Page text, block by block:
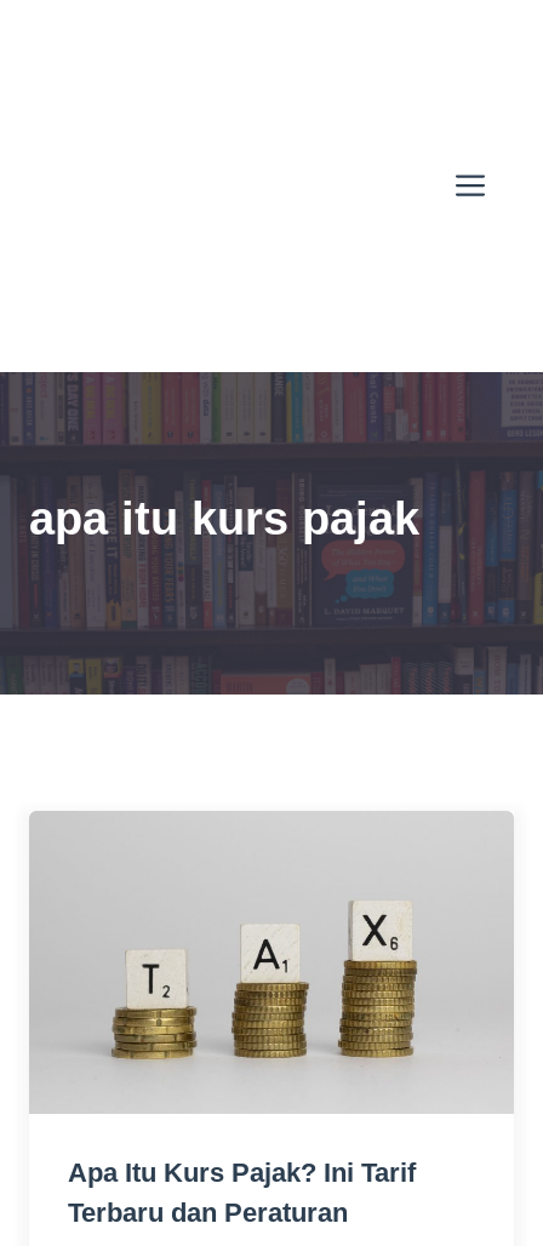
apa itu kurs pajak
Apa Itu Kurs Pajak? Ini Tarif
Terbaru dan Peraturan